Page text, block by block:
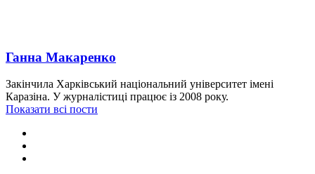
Ганна Макаренко
Закінчила Харківський національний університет імені
Каразіна. У журналістиці працює із 2008 року.
Показати всі пости